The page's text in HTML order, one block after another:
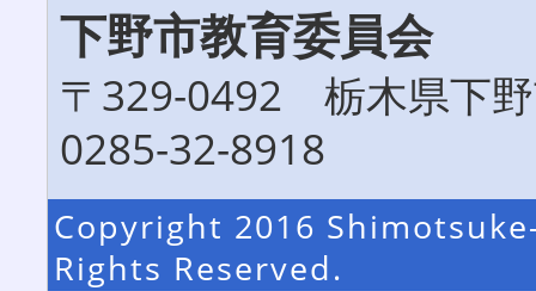
下野市教育委員会
〒329-0492 栃木県下
0285-32-8918
Copyright 2016
Rights Reserved.